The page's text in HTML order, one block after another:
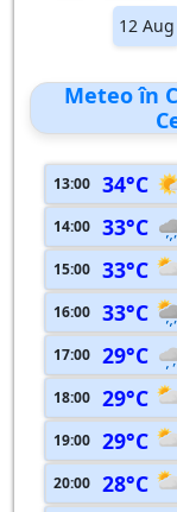
12 Aug
Meteo în
13:00 34°C
14:00 33°C
15:00 33°C
16:00 33°C
17:00 29°C
18:00 29°C
19:00 29°C
20:00 28°C